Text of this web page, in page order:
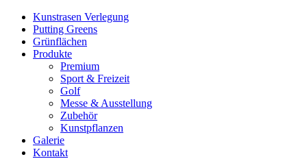
Kunstrasen Verlegung
Putting Greens
Grünflächen
Produkte
Premium
Sport & Freizeit
Golf
Messe & Ausstellung
Zubehör
Kunstpflanzen
Galerie
Kontakt